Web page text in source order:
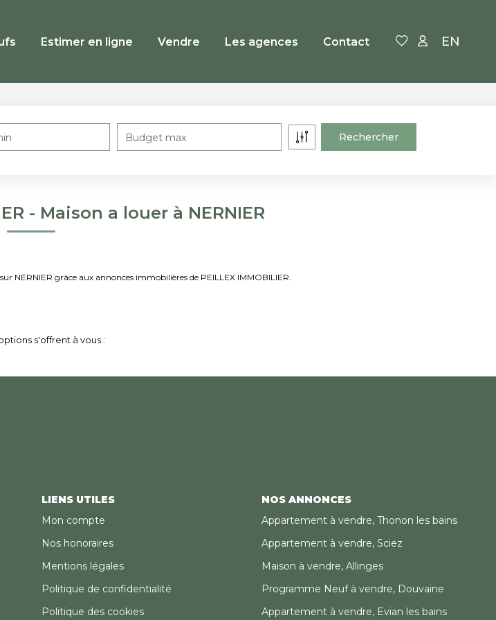
Estimer en ligne Vendre Les agences Contact EN
Budget max
- Maison a louer à NERNIER
NERNIER grâce aux annonces immobilières de PEILLEX IMMOBILIER.
s'offrent à vous :
LIENS UTILES
Mon compte
Nos honoraires
Mentions légales
Politique de confidentialité
Politique des cookies
NOS ANNONCES
Appartement à vendre, Thonon les bains
Appartement à vendre, Sciez
Maison à vendre, Allinges
Programme Neuf à vendre, Douvaine
Appartement à vendre, Evian les bains